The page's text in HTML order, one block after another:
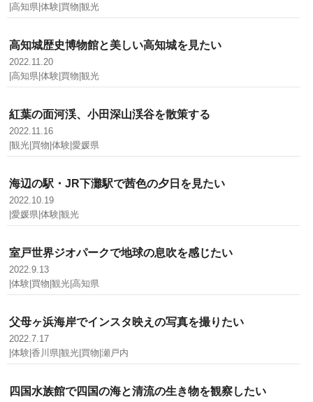
|高知県|体験|買物|観光
高知城歴史博物館と美しい高知城を見たい
2022.11.20
|高知県|体験|買物|観光
紅葉の面河渓、小田深山渓谷を散策する
2022.11.16
|観光|買物|体験|愛媛県
海辺の駅・JR下灘駅で茜色の夕日を見たい
2022.10.19
|愛媛県|体験|観光
室戸世界ジオパークで地球の息吹を感じたい
2022.9.13
|体験|買物|観光|高知県
父母ヶ浜海岸でインスタ映えの写真を撮りたい
2022.7.17
|体験|香川県|観光|買物|瀬戸内
四国水族館で四国の海と清流の生き物を観察したい